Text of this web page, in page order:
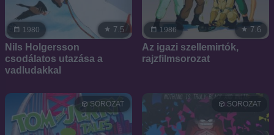
1980 7.5
Nils Holgersson
csodálatos utazása a
vadludakkal
1986 7.6
Az igazi szellemirtók,
rajzfilmsorozat
SOROZAT SOROZAT